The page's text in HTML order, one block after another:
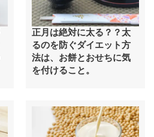
正月は絶対に太る？？太
るのを防ぐダイエット方
法は、お餅とおせちに気
を付けること。